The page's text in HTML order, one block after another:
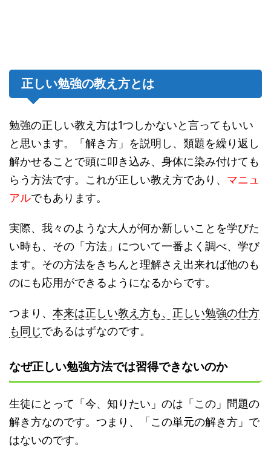
正しい勉強の教え方とは
勉強の正しい教え方は1つしかないと言ってもいい
と思います。「解き方」を説明し、類題を繰り返し
解かせることで頭に叩き込み、身体に染み付けても
らう方法です。これが正しい教え方であり、 マニュ
アルでもあります。
実際、我々のような大人が何か新しいことを学びた
い時も、その「方法」について一番よく調べ、学び
ます。その方法をきちんと理解さえ出来れば他のも
のにも応用ができるようになるからです。
つまり、 本来は正しい教え方も、正しい勉強の仕方
も同じであるはずなのです。
なぜ正しい勉強方法では習得できないのか
生徒にとって「今、知りたい」のは「この」問題の
解き方なのです。つまり、「この単元の解き方」で
はないのです。